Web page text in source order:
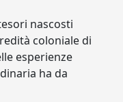
nascosti
coloniale di
esperienze
ha da